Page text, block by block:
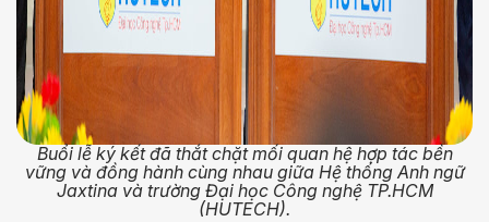
Buổi lễ ký kết đã thắt chặt mối quan hệ hợp tác bền
vững và đồng hành cùng nhau giữa Hệ thống Anh ngữ
Jaxtina và trường Đại học Công nghệ TP.HCM
(HUTECH).